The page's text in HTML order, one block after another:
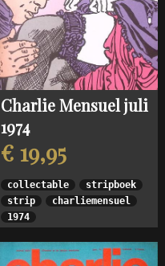
Charlie Mensuel juli
1974
€ 19,95
collectable
stripboek
strip
charliemensuel
1974